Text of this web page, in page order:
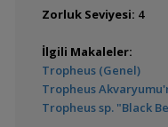
Zorluk Seviyesi: 4
İlgili Makaleler:
Tropheus (Genel)
Tropheus
Tropheus sp. "Black